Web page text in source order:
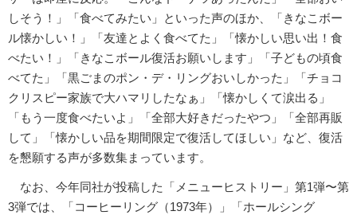
しそう！」「食べてみたい」といった声のほか、「きなこボー
ル懐かしい！」「友達とよく食べてた」「懐かしい思い出！食
べたい！」「きなこボール復活お願いします」「子どもの頃食
べてた」「黒ごまのポン・デ・リングおいしかった」「チョコ
クリスピー家族で大ハマリしたなぁ」「懐かしくて涙出る」
「もう一度食べたいよ」「全部大好きだったやつ」「全部再販
して」「懐かしい品を期間限定で復活してほしい」など、復活
を懇願する声が多数集まっています。
なお、今年同社が投稿した「メニューヒストリー」第1弾〜第
3弾では、「コーヒーリング（1973年）」「ホールシング